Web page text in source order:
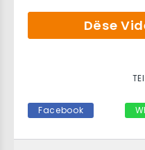
Dëse
Facebook